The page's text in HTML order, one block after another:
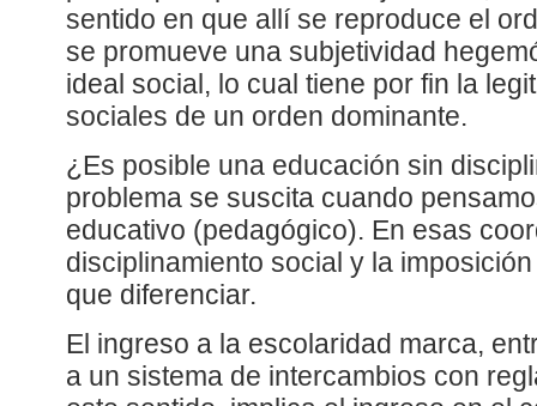
sentido en que allí se reproduce el
se promueve una subjetividad
ideal social, lo cual tiene por fin la
sociales de un orden dominante.
¿Es posible una educación sin
problema se suscita cuando
educativo (pedagógico). En esas
disciplinamiento social y la
que diferenciar.
El ingreso a la escolaridad marca,
a un sistema de intercambios con